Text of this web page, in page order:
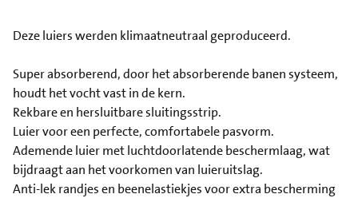
Deze luiers werden klimaatneutraal geproduceerd.
Super absorberend, door het absorberende banen systeem,
houdt het vocht vast in de kern.
Rekbare en hersluitbare sluitingsstrip.
Luier voor een perfecte, comfortabele pasvorm.
Ademende luier met luchtdoorlatende beschermlaag, wat
bijdraagt aan het voorkomen van luieruitslag.
Anti-lek randjes en beenelastiekjes voor extra bescherming